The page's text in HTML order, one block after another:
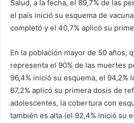
Salud, a la fecha, el 89,7% de las
el país inició su esquema de
completó y el 40,7% aplicó su
En la población mayor de 50 años,
representa el 90% de las muertes
96,4% inició su esquema, el 94,2%
67,2% aplicó su primera dosis de
adolescentes, la cobertura con
también es alta (el 92,4% inició su